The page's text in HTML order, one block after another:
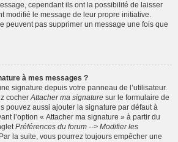
cependant ils ont la possibilité de laisser
modifié le message de leur propre initiative.
peuvent pas supprimer un message une fois que
à mes messages ?
signature depuis votre panneau de l’utilisateur.
cocher Attacher ma signature sur le formulaire de
pouvez aussi ajouter la signature par défaut à
l’option « Attacher ma signature » à partir du
Préférences du forum --> Modifier les
la suite, vous pourrez toujours empêcher une